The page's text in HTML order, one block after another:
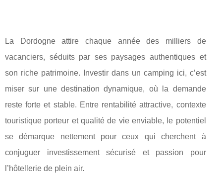
La Dordogne attire chaque année des milliers de
vacanciers, séduits par ses paysages authentiques et
son riche patrimoine. Investir dans un camping ici, c’est
miser sur une destination dynamique, où la demande
reste forte et stable. Entre rentabilité attractive, contexte
touristique porteur et qualité de vie enviable, le potentiel
se démarque nettement pour ceux qui cherchent à
conjuguer investissement sécurisé et passion pour
l’hôtellerie de plein air.